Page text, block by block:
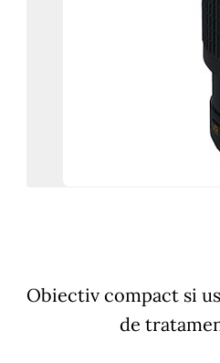
Obiectiv compact si
de